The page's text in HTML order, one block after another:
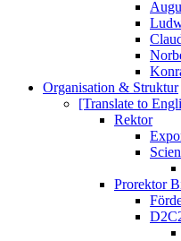
Organisation & Struktur
[Translate to
Rektor
Prorektor